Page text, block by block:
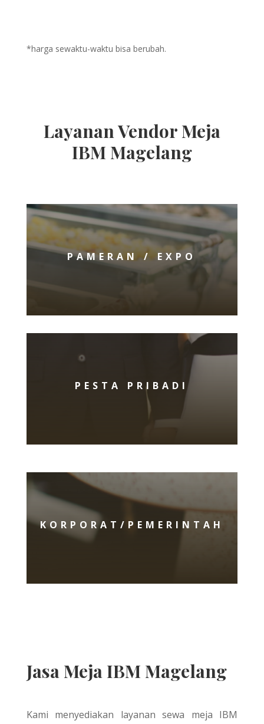
*harga sewaktu-waktu bisa berubah.
Layanan Vendor Meja
IBM Magelang
PAMERAN / EXPO
PESTA PRIBADI
KORPORAT/PEMERINTAH
Jasa Meja IBM Magelang
Kami menyediakan layanan sewa meja IBM